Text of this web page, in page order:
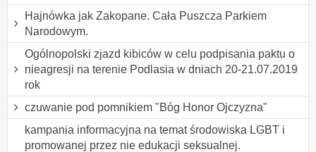
Hajnówka jak Zakopane. Cała Puszcza Parkiem
Narodowym.
Ogólnopolski zjazd kibiców w celu podpisania paktu o
nieagresji na terenie Podlasia w dniach 20-21.07.2019
rok
czuwanie pod pomnikiem "Bóg Honor Ojczyzna"
kampania informacyjna na temat środowiska LGBT i
promowanej przez nie edukacji seksualnej.